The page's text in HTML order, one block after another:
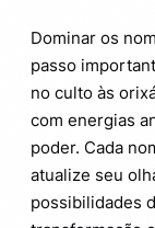
Dominar os
passo
no culto às
com energias
poder. Cada
atualize seu
possibilidades